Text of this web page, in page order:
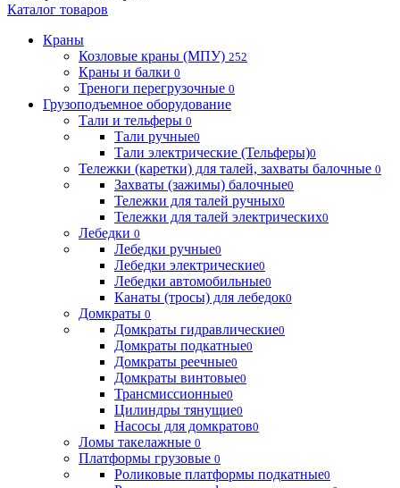
Каталог товаров
Краны
Козловые краны (МПУ) 252
Краны и балки 0
Треноги перегрузочные 0
Грузоподъемное оборудование
Тали и тельферы 0
Тали ручные0
Тали электрические (Тельферы)0
Тележки (каретки) для талей, захваты балочные 0
Захваты (зажимы) балочные0
Тележки для талей ручных0
Тележки для талей электрических0
Лебедки 0
Лебедки ручные0
Лебедки электрические0
Лебедки автомобильные0
Канаты (тросы) для лебедок0
Домкраты 0
Домкраты гидравлические0
Домкраты подкатные0
Домкраты реечные0
Домкраты винтовые0
Трансмиссионные0
Цилиндры тянущие0
Насосы для домкратов0
Ломы такелажные 0
Платформы грузовые 0
Роликовые платформы подкатные0